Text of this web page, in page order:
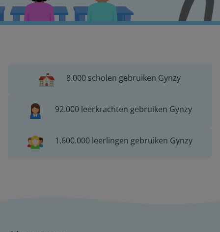
8.000 scholen gebruiken Gynzy
92.000 leerkrachten gebruiken Gynzy
1.600.000 leerlingen gebruiken Gynzy